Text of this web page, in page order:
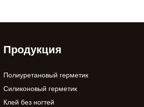
Продукция
Полиуретановый герметик
Силиконовый герметик
Клей без ногтей